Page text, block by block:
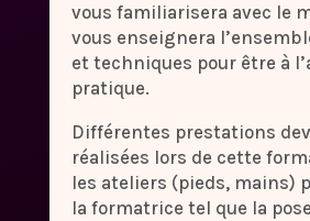
vous familiarisera avec le
vous enseignera
et techniques pour être à
pratique.
Différentes prestations
réalisées lors de cette
les ateliers (pieds, mains)
la formatrice tel que la